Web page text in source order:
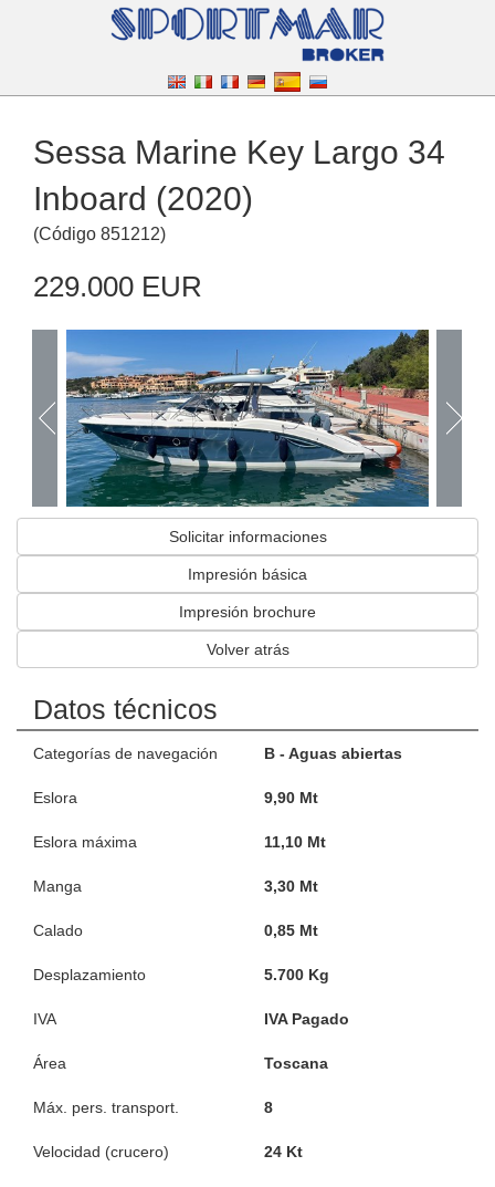
Sessa Marine Key Largo 34
Inboard (2020)
(Código 851212)
229.000 EUR
Solicitar informaciones
Impresión básica
Impresión brochure
Volver atrás
Datos técnicos
Categorías de navegación B - Aguas abiertas
Eslora 9,90 Mt
Eslora máxima 11,10 Mt
Manga 3,30 Mt
Calado 0,85 Mt
Desplazamiento 5.700 Kg
IVA IVA Pagado
Área Toscana
Máx. pers. transport. 8
Velocidad (crucero) 24 Kt